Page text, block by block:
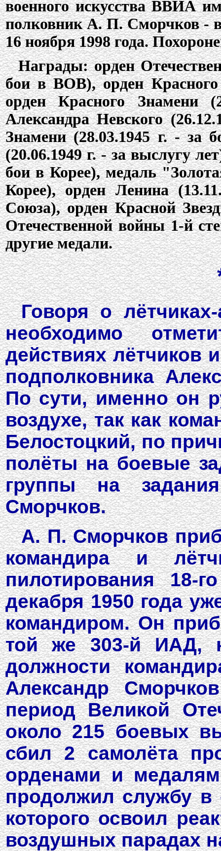
военного искусства ВВИА
полковник А. П. Сморчков -
16 ноября 1998 года.
Награды: орден
бои в ВОВ), орден
орден Красного
Александра Невского
Знамени (28.03.1945 г. - за
(20.06.1949 г. - за выслугу
бои в Корее), медаль
Корее), орден Ленина
Союза), орден Красной
Отечественной войны 1-й
другие медали.
Говоря о
необходимо
действиях лётчиков
подполковника
По сути, именно он
воздухе, так как
Белостоцкий, по
полёты на боевые
группы на
Сморчков.
А. П. Сморчков
командира и
пилотирования 18-
декабря 1950 года
командиром. Он
той же 303-й ИАД,
должности
Александр
период Великой
около 215 боевых
сбил 2 самолёта
орденами и
продолжил службу в
которого освоил
воздушных парадах